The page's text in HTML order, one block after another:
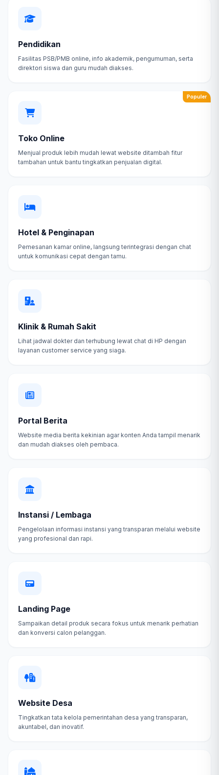
Pendidikan
Fasilitas PSB/PMB online, info akademik, pengumuman, serta
direktori siswa dan guru mudah diakses.
Populer
Toko Online
Menjual produk lebih mudah lewat website ditambah fitur
tambahan untuk bantu tingkatkan penjualan digital.
Hotel & Penginapan
Pemesanan kamar online, langsung terintegrasi dengan chat
untuk komunikasi cepat dengan tamu.
Klinik & Rumah Sakit
Lihat jadwal dokter dan terhubung lewat chat di HP dengan
layanan customer service yang siaga.
Portal Berita
Website media berita kekinian agar konten Anda tampil menarik
dan mudah diakses oleh pembaca.
Instansi / Lembaga
Pengelolaan informasi instansi yang transparan melalui website
yang profesional dan rapi.
Landing Page
Sampaikan detail produk secara fokus untuk menarik perhatian
dan konversi calon pelanggan.
Website Desa
Tingkatkan tata kelola pemerintahan desa yang transparan,
akuntabel, dan inovatif.